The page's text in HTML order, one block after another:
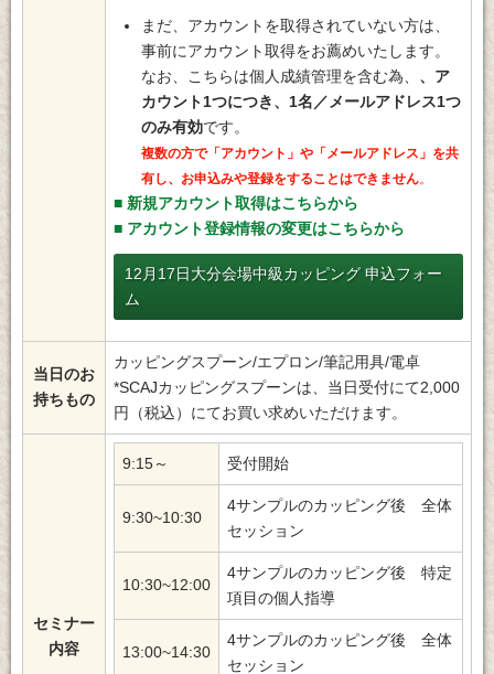
まだ、アカウントを取得されていない方は、
事前にアカウント取得をお薦めいたします。
なお、こちらは個人成績管理を含む為、 、ア
カウント1つにつき、1名／メールアドレス1つ
のみ有効です。
複数の方で「アカウント」や「メールアドレス」を共
有し、お申込みや登録をすることはできません。
■ 新規アカウント取得はこちらから
■ アカウント登録情報の変更はこちらから
12月17日大分会場中級カッピング 申込フォー
ム
当日のお
持ちもの
カッピングスプーン/エプロン/筆記用具/電卓
*SCAJカッピングスプーンは、当日受付にて2,000
円（税込）にてお買い求めいただけます。
セミナー
内容
9:15～ 受付開始
9:30~10:30
4サンプルのカッピング後 全体
セッション
10:30~12:00
4サンプルのカッピング後 特定
項目の個人指導
13:00~14:30
4サンプルのカッピング後 全体
セッション